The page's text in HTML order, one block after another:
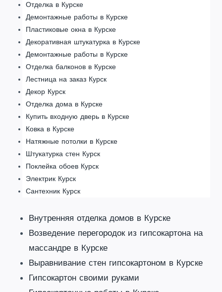
Отделка в Курске
Демонтажные работы в Курске
Пластиковые окна в Курске
Декоративная штукатурка в Курске
Демонтажные работы в Курске
Отделка балконов в Курске
Лестница на заказ Курск
Декор Курск
Отделка дома в Курске
Купить входную дверь в Курске
Ковка в Курске
Натяжные потолки в Курске
Штукатурка стен Курск
Поклейка обоев Курск
Электрик Курск
Сантехник Курск
Внутренняя отделка домов в Курске
Возведение перегородок из гипсокартона на
массандре в Курске
Выравнивание стен гипсокартоном в Курске
Гипсокартон своими руками